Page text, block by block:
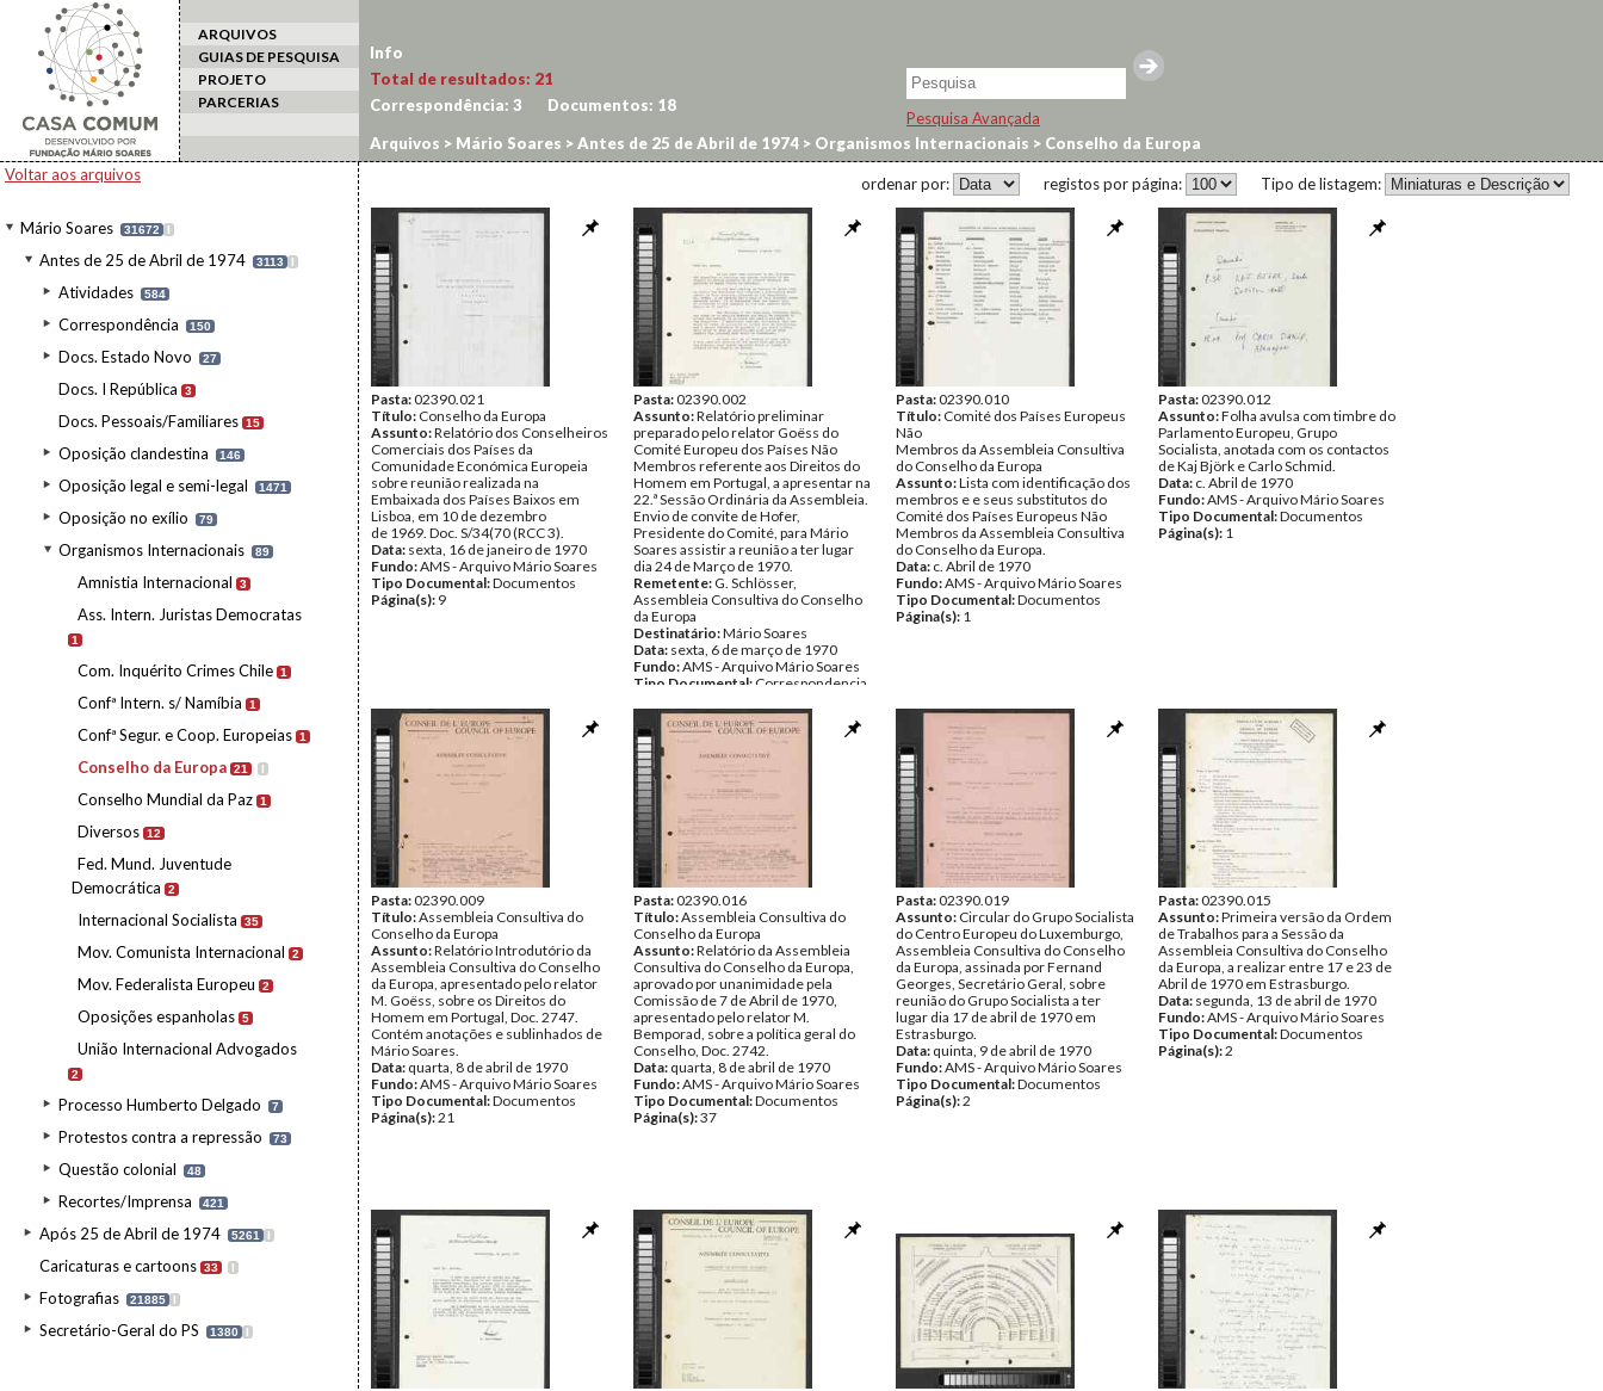
ARQUIVOS
GUIAS DE PESQUISA
PROJETO
PARCERIAS
Pesquisa Avançada
Voltar aos arquivos
Mário Soares 31672 I
Antes de 25 de Abril de 1974 3113 I
Atividades 584
Correspondência 150
Docs. Estado Novo 27
Docs. I República 3
Docs. Pessoais/Familiares 15
Oposição clandestina 146
Oposição legal e semi-legal 1471
Oposição no exílio 79
Organismos Internacionais 89
Amnistia Internacional 3
Ass. Intern. Juristas Democratas
1
Com. Inquérito Crimes Chile 1
Confª Intern. s/ Namíbia 1
Confª Segur. e Coop. Europeias 1
Conselho da Europa 21 I
Conselho Mundial da Paz 1
Diversos 12
Fed. Mund. Juventude
Democrática
2
Internacional Socialista 35
Mov. Comunista Internacional 2
Mov. Federalista Europeu 2
Oposições espanholas 5
União Internacional Advogados
2
Processo Humberto Delgado 7
Protestos contra a repressão 73
Questão colonial 48
Recortes/Imprensa 421
Após 25 de Abril de 1974 5261 I
Caricaturas e cartoons 33 I
Fotografias 21885 I
Secretário-Geral do PS 1380 I
Info
Total de resultados: 21
Correspondência: 3 Documentos: 18
Arquivos > Mário Soares >Antes de 25 de Abril de 1974 > Organismos Internacionais > Conselho da Europa
Tipo de listagem:
registos por página:
ordenar por:
Pasta:02390.021
Título: Conselho da Europa
Assunto:Relatório dos Conselheiros
Comerciais dos Países da
Comunidade Económica Europeia
sobre reunião realizada na
Embaixada dos Países Baixos em
Lisboa, em 10 de dezembro
de 1969. Doc. S/34(70 (RCC 3).
Data: sexta, 16 de janeiro de 1970
Fundo:AMS - Arquivo Mário Soares
Tipo Documental:Documentos
Página(s): 9
Pasta:02390.002
Assunto:Relatório preliminar
preparado pelo relator Goëss do
Comité Europeu dos Países Não
Membros referente aos Direitos do
Homem em Portugal, a apresentar na
22.ª Sessão Ordinária da Assembleia.
Envio de convite de Hofer,
Presidente do Comité, para Mário
Soares assistir a reunião a ter lugar
dia 24 de Março de 1970.
Remetente: G. Schlösser,
Assembleia Consultiva do Conselho
da Europa
Destinatário:Mário Soares
Data: sexta, 6 de março de 1970
Fundo:AMS - Arquivo Mário Soares
Tipo Documental: Correspondencia
Pasta:02390.010
Título: Comité dos Países Europeus
Não
Membros da Assembleia Consultiva
do Conselho da Europa
Assunto:Lista com identificação dos
membros e e seus substitutos do
Comité dos Países Europeus Não
Membros da Assembleia Consultiva
do Conselho da Europa.
Data: c. Abril de 1970
Fundo:AMS - Arquivo Mário Soares
Tipo Documental:Documentos
Página(s): 1
Pasta:02390.012
Assunto:Folha avulsa com timbre do
Parlamento Europeu, Grupo
Socialista, anotada com os contactos
de Kaj Björk e Carlo Schmid.
Data: c. Abril de 1970
Fundo:AMS - Arquivo Mário Soares
Tipo Documental:Documentos
Página(s): 1
Pasta:02390.009
Título:Assembleia Consultiva do
Conselho da Europa
Assunto:Relatório Introdutório da
Assembleia Consultiva do Conselho
da Europa, apresentado pelo relator
M. Goëss, sobre os Direitos do
Homem em Portugal, Doc. 2747.
Contém anotações e sublinhados de
Mário Soares.
Data: quarta, 8 de abril de 1970
Fundo:AMS - Arquivo Mário Soares
Tipo Documental:Documentos
Página(s):21
Pasta:02390.016
Título:Assembleia Consultiva do
Conselho da Europa
Assunto:Relatório da Assembleia
Consultiva do Conselho da Europa,
aprovado por unanimidade pela
Comissão de 7 de Abril de 1970,
apresentado pelo relator M.
Bemporad, sobre a política geral do
Conselho, Doc. 2742.
Data: quarta, 8 de abril de 1970
Fundo:AMS - Arquivo Mário Soares
Tipo Documental:Documentos
Página(s):37
Pasta:02390.019
Assunto: Circular do Grupo Socialista
do Centro Europeu do Luxemburgo,
Assembleia Consultiva do Conselho
da Europa, assinada por Fernand
Georges, Secretário Geral, sobre
reunião do Grupo Socialista a ter
lugar dia 17 de abril de 1970 em
Estrasburgo.
Data: quinta, 9 de abril de 1970
Fundo:AMS - Arquivo Mário Soares
Tipo Documental:Documentos
Página(s):2
Pasta:02390.015
Assunto:Primeira versão da Ordem
de Trabalhos para a Sessão da
Assembleia Consultiva do Conselho
da Europa, a realizar entre 17 e 23 de
Abril de 1970 em Estrasburgo.
Data: segunda, 13 de abril de 1970
Fundo:AMS - Arquivo Mário Soares
Tipo Documental:Documentos
Página(s):2